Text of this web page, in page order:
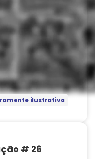
ilustrativa
# 26